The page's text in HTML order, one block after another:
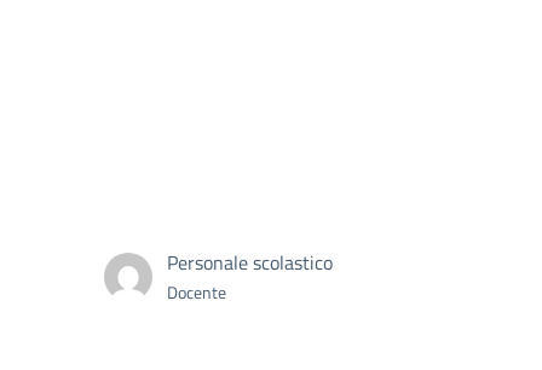
Personale scolastico
Docente